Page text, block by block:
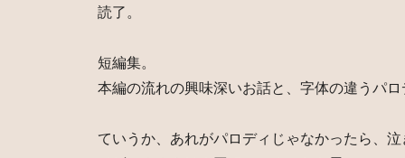
読了。
短編集。
本編の流れの興味深いお話と、字体の違うパ
ていうか、あれがパロディじゃなかったら、泣